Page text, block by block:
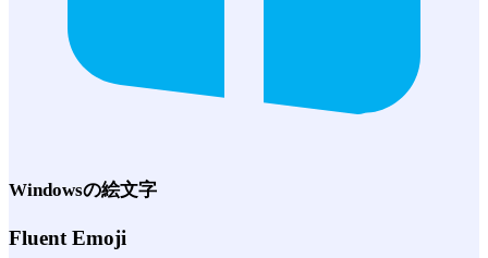
Windowsの絵文字
Fluent Emoji